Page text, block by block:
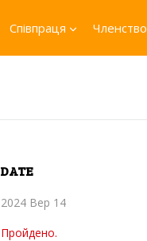
Співпраця Членство
DATE
2024 Вер 14
Пройдено.